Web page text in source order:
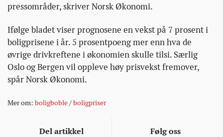
pressområder, skriver Norsk Økonomi.
Ifølge bladet viser prognosene en vekst på 7 prosent i
boligprisene i år. 5 prosentpoeng mer enn hva de
øvrige drivkreftene i økonomien skulle tilsi. Særlig
Oslo og Bergen vil oppleve høy prisvekst fremover,
spår Norsk Økonomi.
Mer om: boligboble/boligpriser
Del artikkel Følg oss